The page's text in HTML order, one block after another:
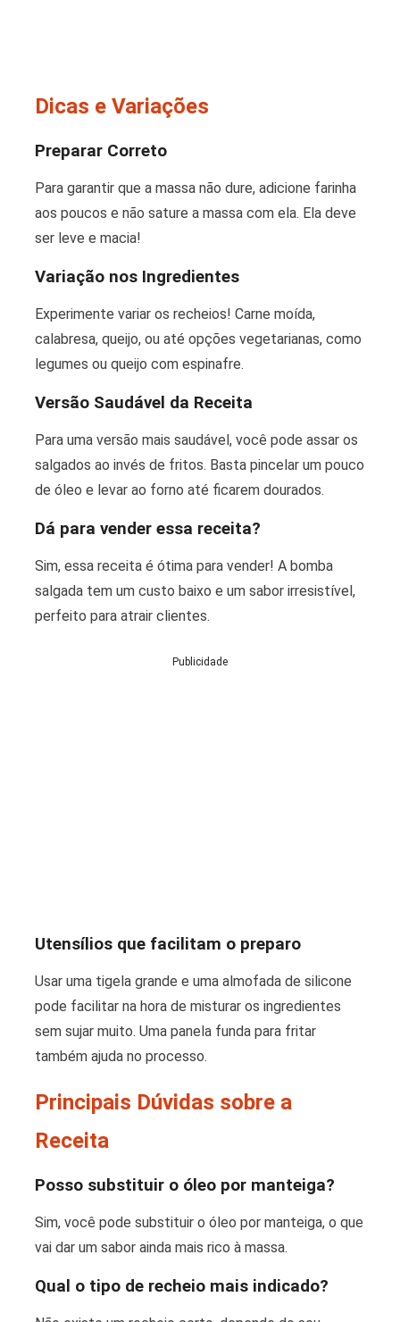
Dicas e Variações
Preparar Correto
Para garantir que a massa não dure, adicione farinha
aos poucos e não sature a massa com ela. Ela deve
ser leve e macia!
Variação nos Ingredientes
Experimente variar os recheios! Carne moída,
calabresa, queijo, ou até opções vegetarianas, como
legumes ou queijo com espinafre.
Versão Saudável da Receita
Para uma versão mais saudável, você pode assar os
salgados ao invés de fritos. Basta pincelar um pouco
de óleo e levar ao forno até ficarem dourados.
Dá para vender essa receita?
Sim, essa receita é ótima para vender! A bomba
salgada tem um custo baixo e um sabor irresistível,
perfeito para atrair clientes.
Publicidade
Utensílios que facilitam o preparo
Usar uma tigela grande e uma almofada de silicone
pode facilitar na hora de misturar os ingredientes
sem sujar muito. Uma panela funda para fritar
também ajuda no processo.
Principais Dúvidas sobre a
Receita
Posso substituir o óleo por manteiga?
Sim, você pode substituir o óleo por manteiga, o que
vai dar um sabor ainda mais rico à massa.
Qual o tipo de recheio mais indicado?